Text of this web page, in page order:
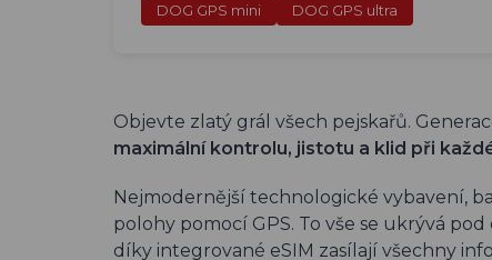
DOG GPS mini DOG GPS ultra
Objevte zlatý grál všech pejskařů.
maximální kontrolu, jistotu a klid při
Nejmodernější technologické vybavení,
polohy pomocí GPS. To vše se ukrývá
díky integrované eSIM zasílají všechny